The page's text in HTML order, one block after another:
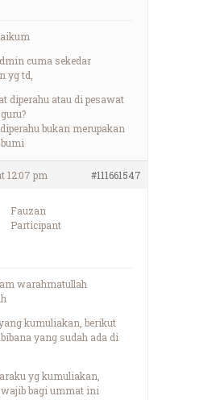
cuma sekedar
yg td,
diperahu atau di pesawat
bukan merupakan
12:07 pm #111661547
Fauzan
Participant
warahmatullah
kumuliakan, berikut
yang sudah ada di
yg kumuliakan,
wajib bagi ummat ini